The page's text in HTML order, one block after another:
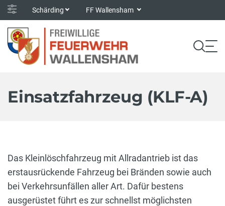
Schärding FF Wallensham
Einsatzfahrzeug (KLF-A)
Das Kleinlöschfahrzeug mit Allradantrieb ist das
erstausrückende Fahrzeug bei Bränden sowie auch
bei Verkehrsunfällen aller Art. Dafür bestens
ausgerüstet führt es zur schnellst möglichsten